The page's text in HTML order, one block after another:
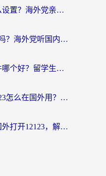
豆瓣音乐地区限制怎么设置？海外党亲测有效的回国加速方案来了
全民k歌国外可以打开吗？海外党听国内音乐听书的实用指南
海外看国内电视剧软件哪个好？留学生亲测有效的追剧加速方案
海外党别愁！交管12123怎么在国外用？一篇搞定回国资源访问难题
海外党必看：如何在国外打开12123，解决小程序登录难题